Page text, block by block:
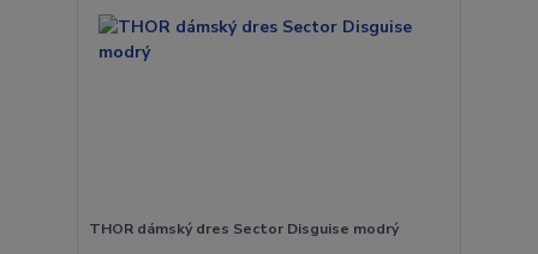
THOR dámský dres Sector Disguise modrý